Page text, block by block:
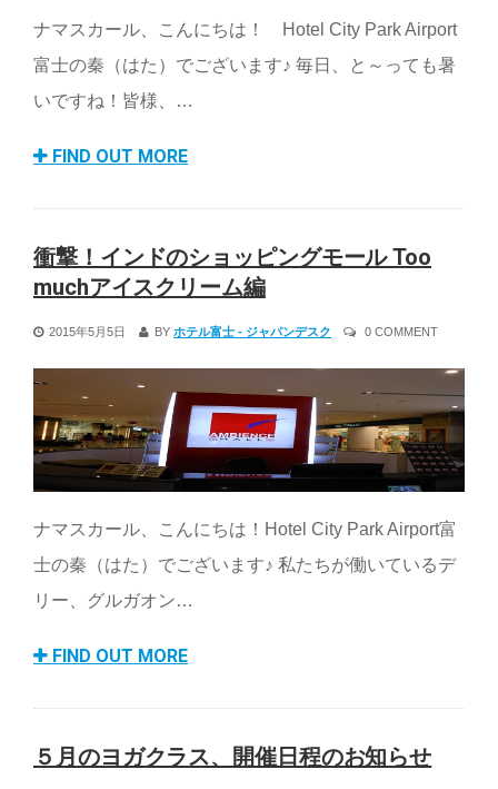
ナマスカール、こんにちは！ Hotel City Park Airport
富士の秦（はた）でございます♪ 毎日、と～っても暑
いですね！皆様、…
FIND OUT MORE
衝撃！インドのショッピングモール Too
muchアイスクリーム編
2015年5月5日 BY ホテル富士 - ジャパンデスク 0 COMMENT
ナマスカール、こんにちは！Hotel City Park Airport富
士の秦（はた）でございます♪ 私たちが働いているデ
リー、グルガオン…
FIND OUT MORE
５月のヨガクラス、開催日程のお知らせ